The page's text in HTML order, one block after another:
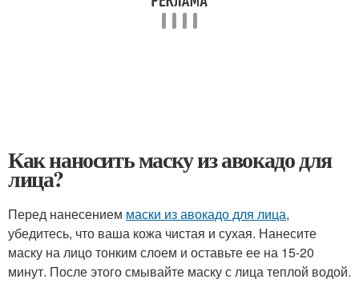
Как наносить маску из авокадо для
лица?
Перед нанесением маски из авокадо для лица,
убедитесь, что ваша кожа чистая и сухая. Нанесите
маску на лицо тонким слоем и оставьте ее на 15-20
минут. После этого смывайте маску с лица теплой водой.